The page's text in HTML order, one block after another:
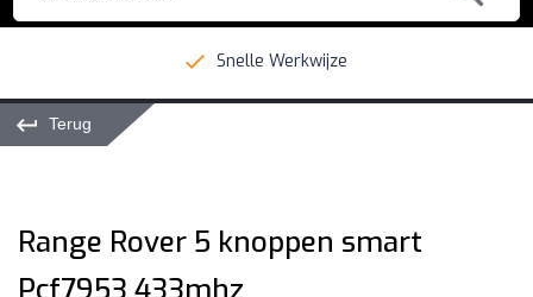
naar:
Snelle Werkwijze
Terug
Range Rover 5 knoppen smart